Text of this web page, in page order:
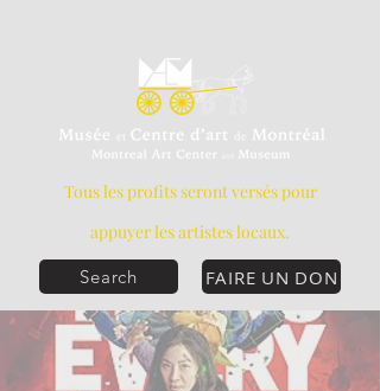
FAIRE UN DON
Tous les profits seront versés pour
appuyer les artistes locaux.
Search